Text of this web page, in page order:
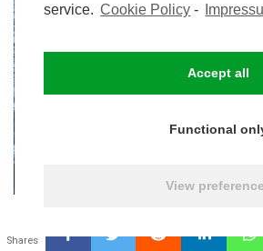
service. Cookie Policy -
Accept all
Functional
View
Shares
POLITIKA
BRANITELJI SU
PORIJEKLA…